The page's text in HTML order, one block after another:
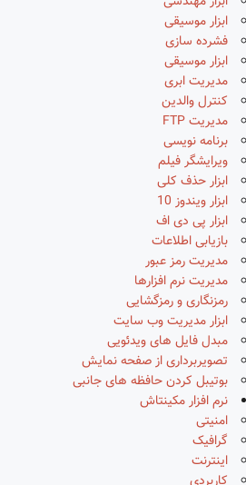
ابزار موسیقی
فشرده سازی
ابزار موسیقی
مدیریت ابری
کنترل والدین
مدیریت FTP
برنامه نویسی
ویرایشگر فیلم
ابزار حذف کلی
ابزار ویندوز 10
ابزار پی دی اف
بازیابی اطلاعات
مدیریت رمز عبور
مدیریت نرم افزارها
رمزنگاری و رمزگشایی
ابزار مدیریت وب سایت
مبدل فایل های ویدئویی
تصویربرداری از صفحه نمایش
بوتیبل کردن حافظه های جانبی
نرم افزار مکینتاش
امنیتی
گرافیک
اینترنت